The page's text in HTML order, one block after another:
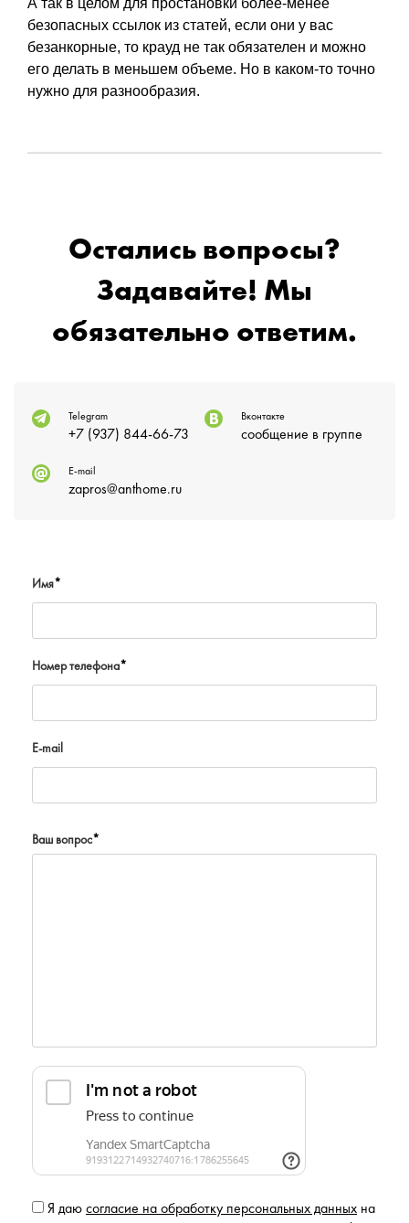
А так в целом для простановки более-менее
безопасных ссылок из статей, если они у вас
безанкорные, то крауд не так обязателен и можно
его делать в меньшем объеме. Но в каком-то точно
нужно для разнообразия.
Остались вопросы?
Задавайте! Мы
обязательно ответим.
Telegram
+7 (937) 844-66-73
Вконтакте
сообщение в группе
E-mail
zapros@anthome.ru
Имя*
Номер телефона*
E-mail
Ваш вопрос*
Я даю согласие на обработку персональных данных на